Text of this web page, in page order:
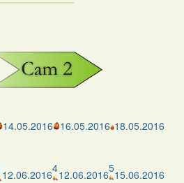
14.05.2016 16.05.2016 18.05.2016
12.06.2016412.06.2016515.06.2016